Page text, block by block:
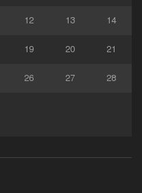
12 13 14
19 20 21
26 27 28